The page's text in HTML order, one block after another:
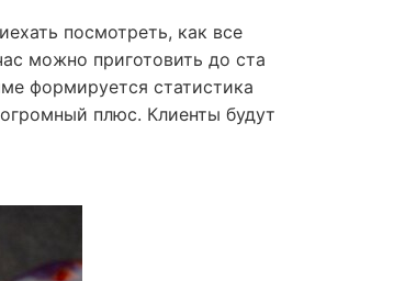
посмотреть, как все
можно приготовить до ста
формируется статистика
плюс. Клиенты будут